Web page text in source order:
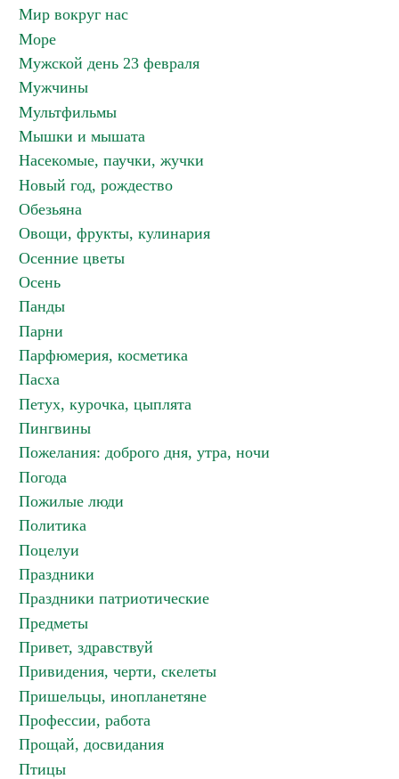
Мир вокруг нас
Море
Мужской день 23 февраля
Мужчины
Мультфильмы
Мышки и мышата
Насекомые, паучки, жучки
Новый год, рождество
Обезьяна
Овощи, фрукты, кулинария
Осенние цветы
Осень
Панды
Парни
Парфюмерия, косметика
Пасха
Петух, курочка, цыплята
Пингвины
Пожелания: доброго дня, утра, ночи
Погода
Пожилые люди
Политика
Поцелуи
Праздники
Праздники патриотические
Предметы
Привет, здравствуй
Привидения, черти, скелеты
Пришельцы, инопланетяне
Профессии, работа
Прощай, досвидания
Птицы